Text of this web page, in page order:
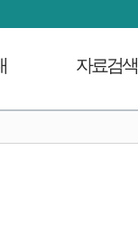
자료검색